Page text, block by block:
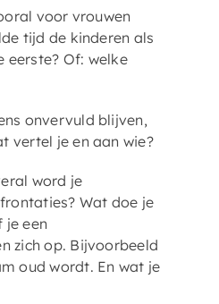
voor vrouwen
tijd de kinderen als
eerste? Of: welke
onvervuld blijven,
vertel je en aan wie?
word je
Wat doe je
je een
zich op. Bijvoorbeeld
oud wordt. En wat je